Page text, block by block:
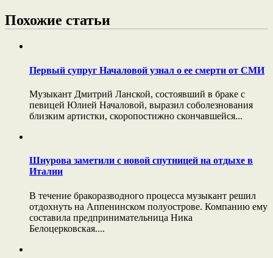
Похожие статьи
Первый супруг Началовой узнал о ее смерти от СМИ
Музыкант Дмитрий Ланской, состоявший в браке с
певицей Юлией Началовой, выразил соболезнования
близким артистки, скоропостижно скончавшейся...
Шнурова заметили с новой спутницей на отдыхе в
Италии
В течение бракоразводного процесса музыкант решил
отдохнуть на Аппенинском полуострове. Компанию ему
составила предпринимательница Ника
Белоцерковская....